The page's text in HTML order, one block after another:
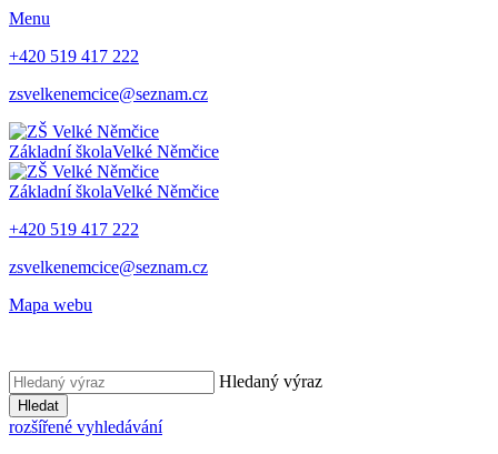
Menu
+420 519 417 222
zsvelkenemcice@seznam.cz
Základní školaVelké Němčice
Základní školaVelké Němčice
+420 519 417 222
zsvelkenemcice@seznam.cz
Mapa webu
Hledaný výraz
Hledat
rozšířené vyhledávání